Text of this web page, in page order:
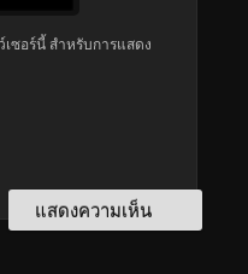
ซอร์นี้ สำหรับการแสดง